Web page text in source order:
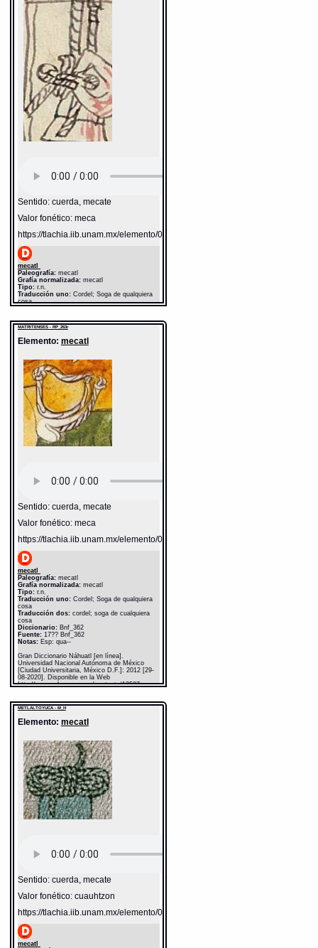
Sentido: cuerda, mecate
Valor fonético: meca
https://tlachia.iib.unam.mx/elemento/05.11.03
mecatl
Paleografía:mecatl
Grafía normalizada:mecatl
Tipo:r.n.
Traducción uno:Cordel; Soga de qualquiera
cosa
Traducción dos:cordel; soga de cualquiera
Diccionario:Bnf_362
Fuente:17?? Bnf_362
Notas:
[Ciudad Universitaria, México D.F.]: 2012 [29-
08-2020]. Disponible en la Web
http://www.gdn.unam.mx/contexto/13507
MATRITENSES - RP_263r
Elemento: mecatl
Sentido: cuerda, mecate
Valor fonético: meca
https://tlachia.iib.unam.mx/elemento/05.11.03
mecatl
Paleografía:mecatl
Grafía normalizada:mecatl
Tipo:r.n.
Traducción uno:Cordel; Soga de qualquiera
cosa
Traducción dos:cordel; soga de cualquiera
cosa
Diccionario: Bnf_362
Fuente:17?? Bnf_362
Notas:Esp: qua--
Gran Diccionario Náhuatl [en línea].
Universidad Nacional Autónoma de México
[Ciudad Universitaria, México D.F.]: 2012 [29-
08-2020]. Disponible en la Web
http://www.gdn.unam.mx/contexto/13507
METLALTOYUCA - M_H
Elemento: mecatl
Sentido: cuerda, mecate
Valor fonético: cuauhtzon
https://tlachia.iib.unam.mx/elemento/05.11.03
mecatl